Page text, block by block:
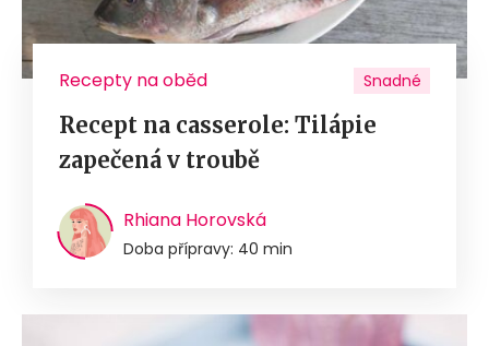
Recepty na oběd Snadné
Recept na casserole: Tilápie
zapečená v troubě
Rhiana Horovská
Doba přípravy: 40 min